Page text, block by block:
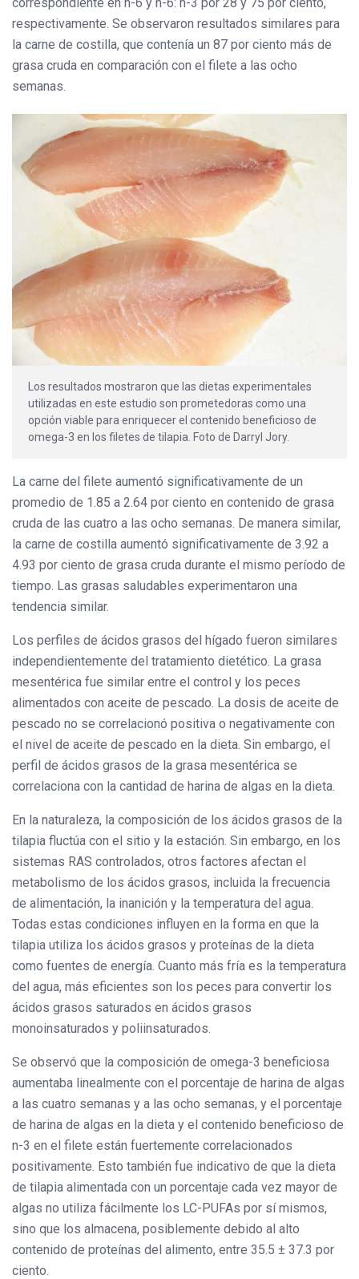
correspondiente en n-6 y n-6: n-3 por 28 y 75 por ciento,
respectivamente. Se observaron resultados similares para
la carne de costilla, que contenía un 87 por ciento más de
grasa cruda en comparación con el filete a las ocho
semanas.
Los resultados mostraron que las dietas experimentales
utilizadas en este estudio son prometedoras como una
opción viable para enriquecer el contenido beneficioso de
omega-3 en los filetes de tilapia. Foto de Darryl Jory.
La carne del filete aumentó significativamente de un
promedio de 1.85 a 2.64 por ciento en contenido de grasa
cruda de las cuatro a las ocho semanas. De manera similar,
la carne de costilla aumentó significativamente de 3.92 a
4.93 por ciento de grasa cruda durante el mismo período de
tiempo. Las grasas saludables experimentaron una
tendencia similar.
Los perfiles de ácidos grasos del hígado fueron similares
independientemente del tratamiento dietético. La grasa
mesentérica fue similar entre el control y los peces
alimentados con aceite de pescado. La dosis de aceite de
pescado no se correlacionó positiva o negativamente con
el nivel de aceite de pescado en la dieta. Sin embargo, el
perfil de ácidos grasos de la grasa mesentérica se
correlaciona con la cantidad de harina de algas en la dieta.
En la naturaleza, la composición de los ácidos grasos de la
tilapia fluctúa con el sitio y la estación. Sin embargo, en los
sistemas RAS controlados, otros factores afectan el
metabolismo de los ácidos grasos, incluida la frecuencia
de alimentación, la inanición y la temperatura del agua.
Todas estas condiciones influyen en la forma en que la
tilapia utiliza los ácidos grasos y proteínas de la dieta
como fuentes de energía. Cuanto más fría es la temperatura
del agua, más eficientes son los peces para convertir los
ácidos grasos saturados en ácidos grasos
monoinsaturados y poliinsaturados.
Se observó que la composición de omega-3 beneficiosa
aumentaba linealmente con el porcentaje de harina de algas
a las cuatro semanas y a las ocho semanas, y el porcentaje
de harina de algas en la dieta y el contenido beneficioso de
n-3 en el filete están fuertemente correlacionados
positivamente. Esto también fue indicativo de que la dieta
de tilapia alimentada con un porcentaje cada vez mayor de
algas no utiliza fácilmente los LC-PUFAs por sí mismos,
sino que los almacena, posiblemente debido al alto
contenido de proteínas del alimento, entre 35.5 ± 37.3 por
ciento.